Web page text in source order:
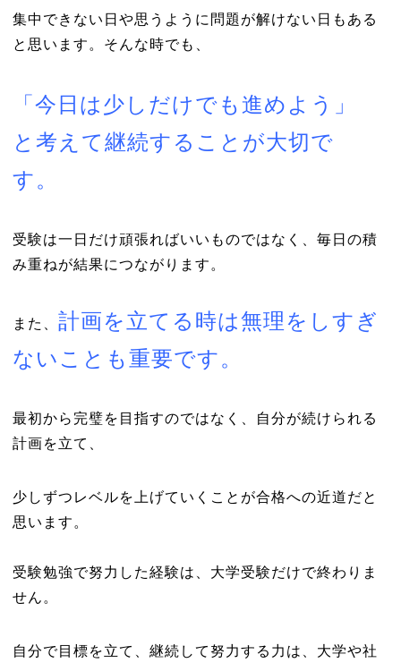
集中できない日や思うように問題が解けない日もある
と思います。そんな時でも、
「今日は少しだけでも進めよう」
と考えて継続することが大切で
す。
受験は一日だけ頑張ればいいものではなく、毎日の積
み重ねが結果につながります。
また、 計画を立てる時は無理をしすぎ
ないことも重要です。
最初から完璧を目指すのではなく、自分が続けられる
計画を立て、
少しずつレベルを上げていくことが合格への近道だと
思います。
受験勉強で努力した経験は、大学受験だけで終わりま
せん。
自分で目標を立て、継続して努力する力は、大学や社